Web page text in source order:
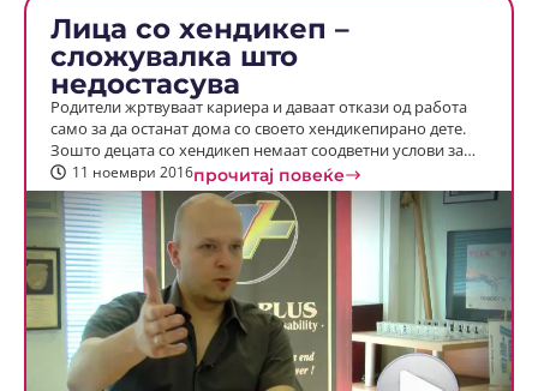
Лица со хендикеп –
сложувалка што
недостасува
Родители жртвуваат кариера и даваат откази од работа
само за да останат дома со своето хендикепирано дете.
Зошто децата со хендикеп немаат соодветни услови за…
11 ноември 2016прочитај повеќе